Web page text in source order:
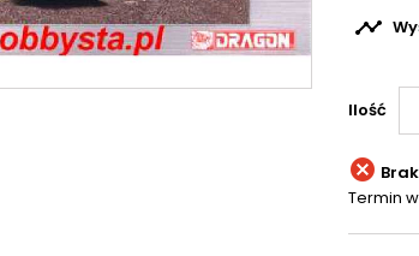

Ilość
 Brak
Termin